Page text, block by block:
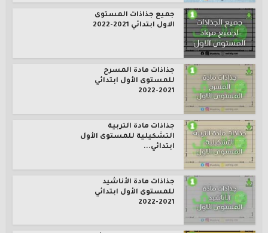
جميع جذاذات المستوى
الاول ابتدائي 2021-2022
جذاذات مادة المسرح
للمستوى الأول ابتدائي
2021-2022
جذاذات مادة التربية
التشكيلية للمستوى الأول
ابتدائي...
جذاذات مادة الأناشيد
للمستوى الأول ابتدائي
2021-2022